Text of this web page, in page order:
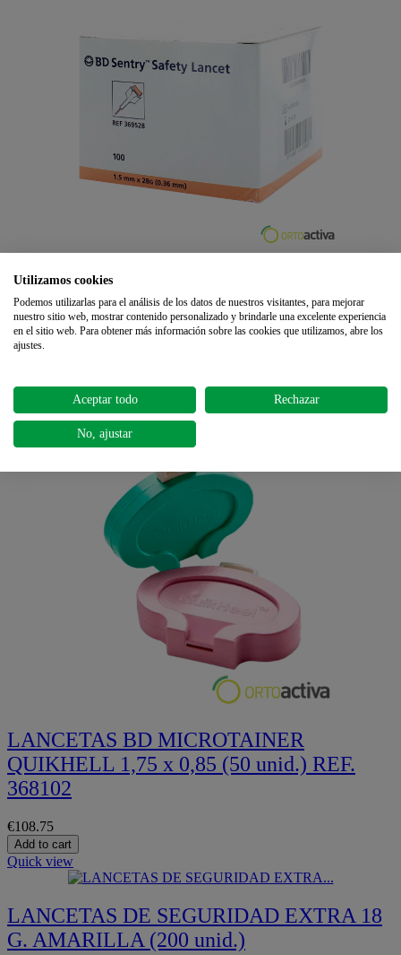
LANCETAS DE SEGURIDAD 0,36 x 1,5
28 G. BD SENTRY (100 unid.) REF.
369528
Quick view
LANCETAS BD MICROTAINER
QUIKHELL 1,75 x 0,85 (50 unid.) REF.
368102
€108.75
Add to cart
Quick view
LANCETAS DE SEGURIDAD EXTRA 18
G. AMARILLA (200 unid.)
Utilizamos cookies
Podemos utilizarlas para el análisis de los datos de nuestros visitantes, para mejorar
nuestro sitio web, mostrar contenido personalizado y brindarle una excelente experiencia
en el sitio web. Para obtener más información sobre las cookies que utilizamos, abre los
ajustes.
Aceptar todo Rechazar
No, ajustar